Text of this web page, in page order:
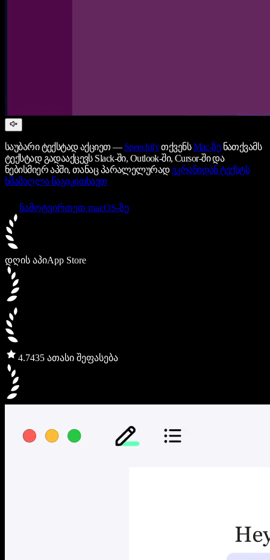
საუბარი ტექსტად აქციეთ — SpeechifyთქვენსMac-ზენათქვამს
ტექსტად გადააქცევს Slack-ში, Outlook-ში, Cursor-ში და
ნებისმიერ აპში, თანაც პარალელურად ეკრანიდან ტექსტს
ხმამაღლა წაგიკითხავთ
ჩამოტვირთეთ macOS-ზე
დღის აპიApp Store
4.7435 ათასი შეფასება